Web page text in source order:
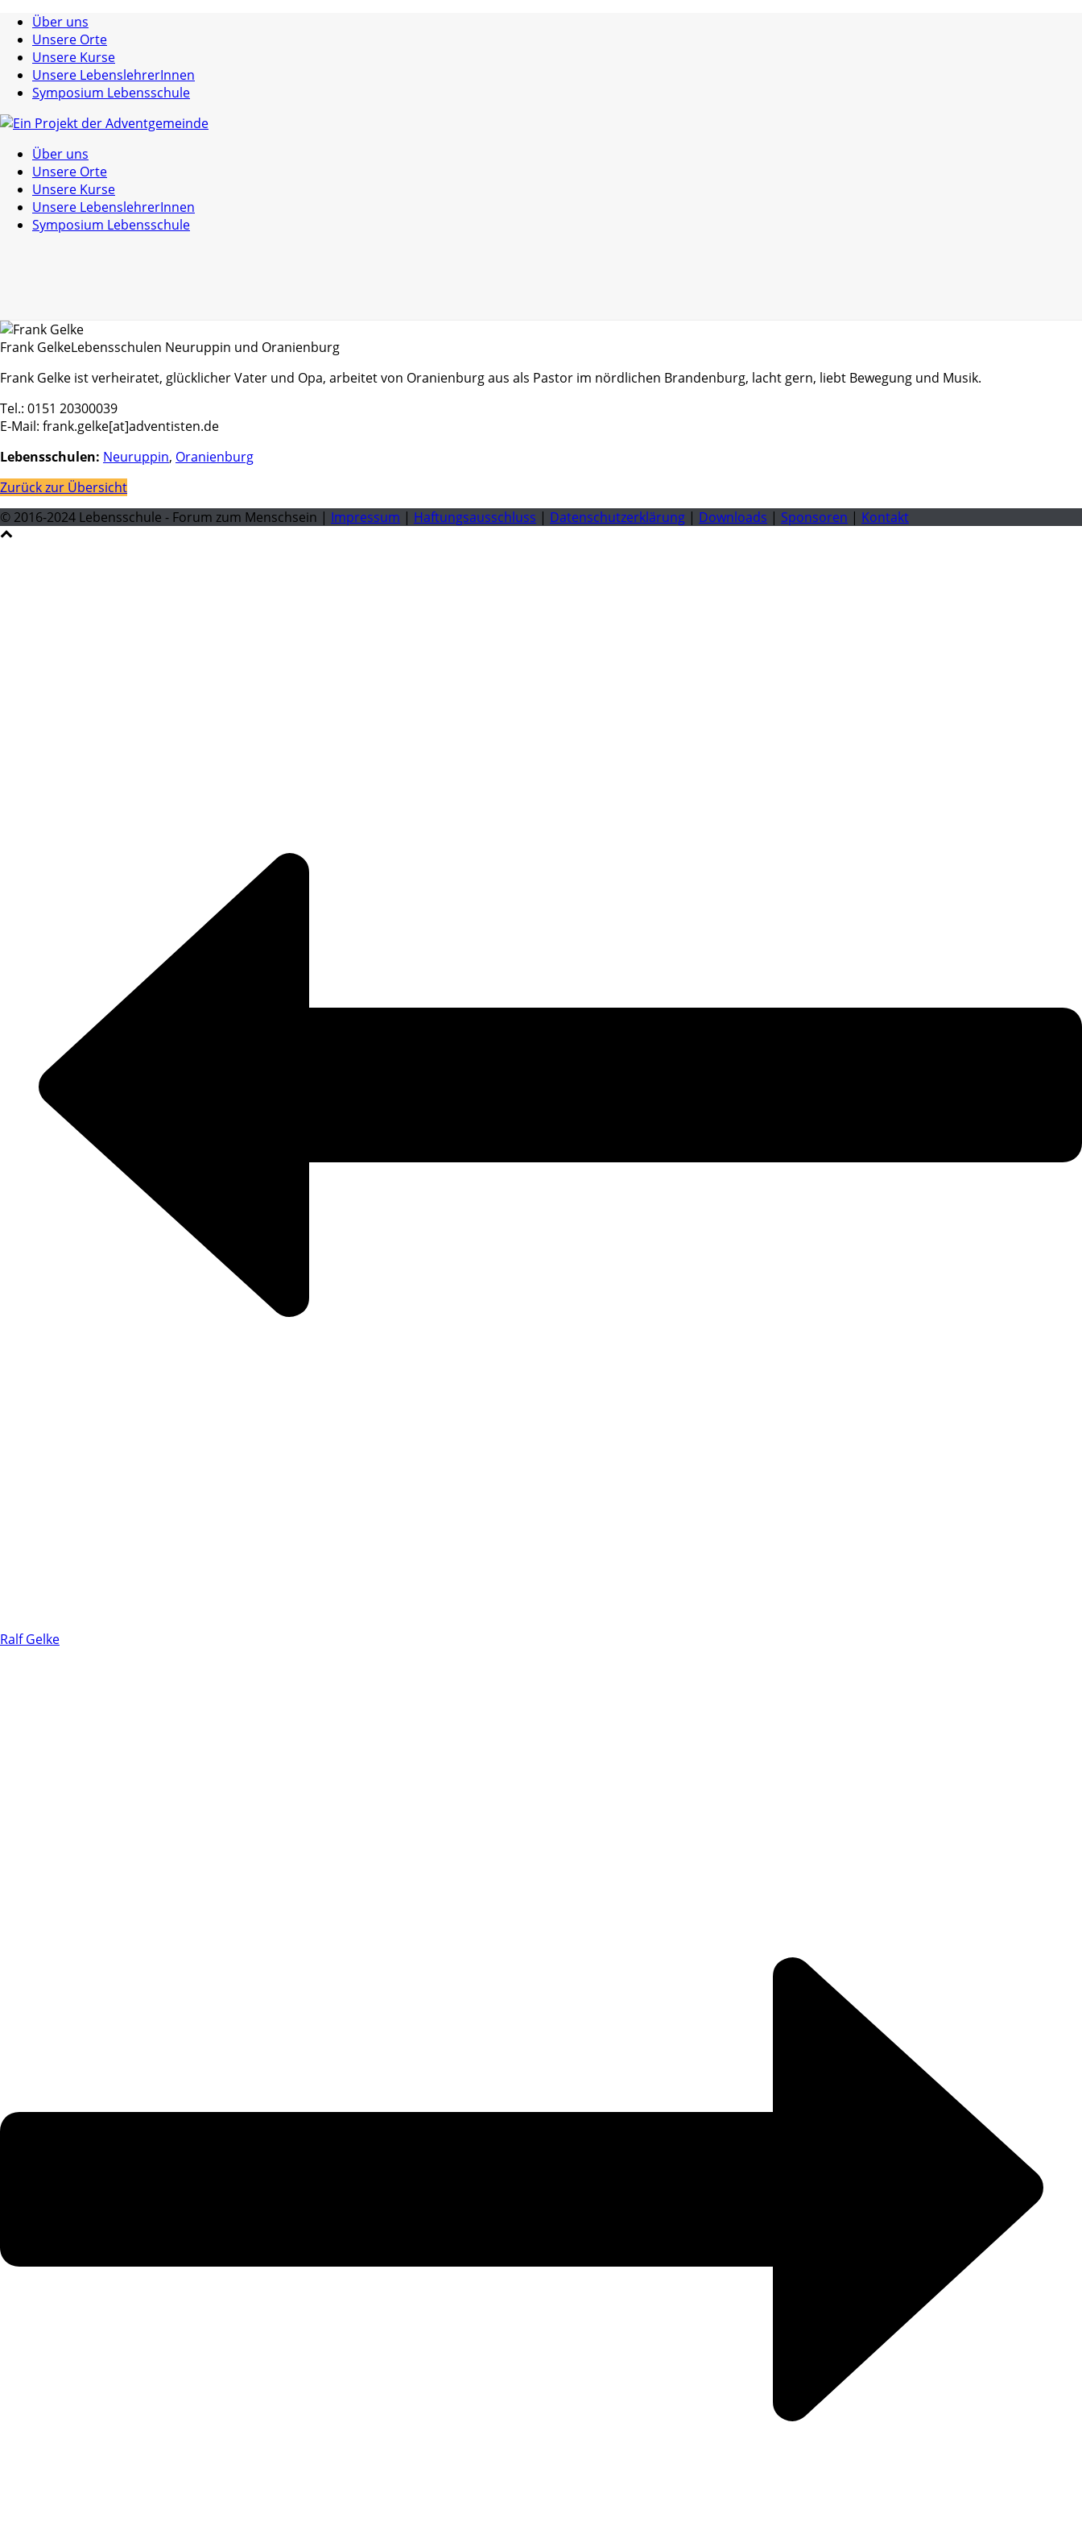
Über uns
Unsere Orte
Unsere Kurse
Unsere LebenslehrerInnen
Symposium Lebensschule
Über uns
Unsere Orte
Unsere Kurse
Unsere LebenslehrerInnen
Symposium Lebensschule
Frank GelkeLebensschulen Neuruppin und Oranienburg
Frank Gelke ist verheiratet, glücklicher Vater und Opa, arbeitet von Oranienburg aus als Pastor im nördlichen Brandenburg, lacht gern, liebt Bewegung und Musik.
Tel.: 0151 20300039
E-Mail: frank.gelke[at]adventisten.de
Lebensschulen: Neuruppin, Oranienburg
Zurück zur Übersicht
© 2016-2024 Lebensschule - Forum zum Menschsein | Impressum | Haftungsausschluss | Datenschutzerklärung | Downloads | Sponsoren | Kontakt
Ralf Gelke